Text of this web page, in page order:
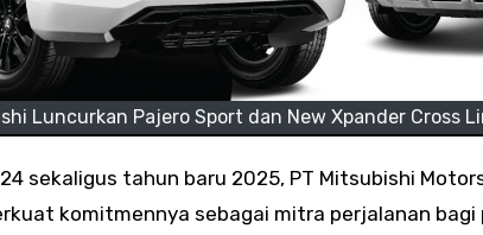
Luncurkan Pajero Sport dan New Xpander Cross
komitmennya sebagai mitra perjalanan